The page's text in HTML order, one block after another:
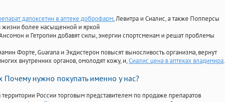
дапоксетин в аптеке доброфарм, Левитра и Сиалис, а также Попперсы
жизни более насыщенной и яркой
и Гетропин добавят силы, энергии спортсменам и решат проблемы
Форте, Guarana и Экдистерон повысят выносливость организма, вернут
внутренних органов, омолодят кожу, и,Сиалис цена в аптеках владимира.
нужно покупать именно у нас?
России торговым представителем по продаже препаратов